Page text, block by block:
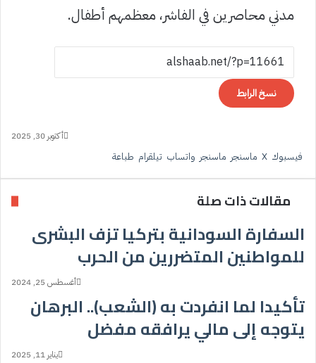
مدني محاصرين في الفاشر، معظمهم أطفال.
نسخ الرابط
أكتوبر 30, 2025
فيسبوك ‫X ماسنجر ماسنجر واتساب تيلقرام طباعة
مقالات ذات صلة
السفارة السودانية بتركيا تزف البشرى
للمواطنين المتضررين من الحرب
أغسطس 25, 2024
تأكيدا لما انفردت به (الشعب).. البرهان
يتوجه إلى مالي يرافقه مفضل
يناير 11, 2025